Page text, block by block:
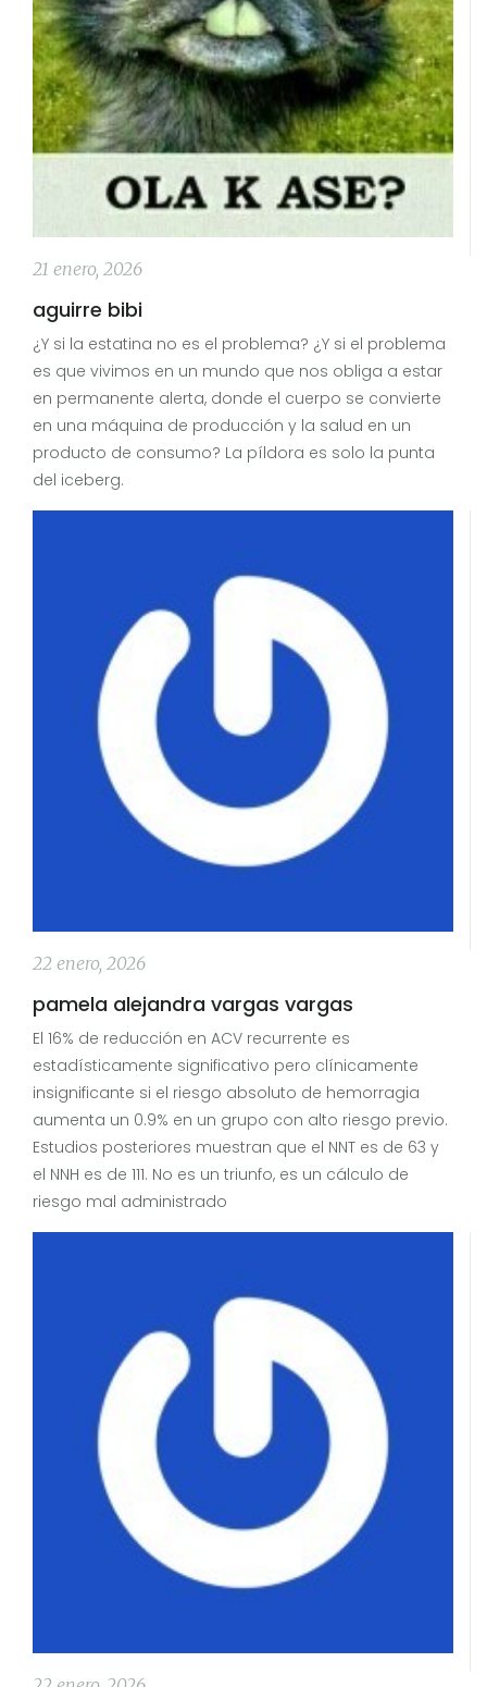
21 enero, 2026
aguirre bibi
¿Y si la estatina no es el problema? ¿Y si el problema
es que vivimos en un mundo que nos obliga a estar
en permanente alerta, donde el cuerpo se convierte
en una máquina de producción y la salud en un
producto de consumo? La píldora es solo la punta
del iceberg.
22 enero, 2026
pamela alejandra vargas vargas
El 16% de reducción en ACV recurrente es
estadísticamente significativo pero clínicamente
insignificante si el riesgo absoluto de hemorragia
aumenta un 0.9% en un grupo con alto riesgo previo.
Estudios posteriores muestran que el NNT es de 63 y
el NNH es de 111. No es un triunfo, es un cálculo de
riesgo mal administrado